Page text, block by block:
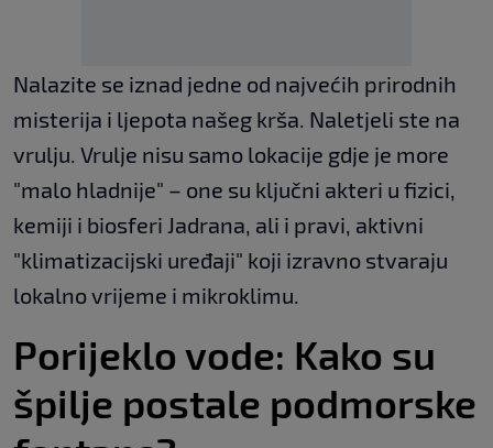
Nalazite se iznad jedne od najvećih prirodnih
misterija i ljepota našeg krša. Naletjeli ste na
vrulju. Vrulje nisu samo lokacije gdje je more
"malo hladnije" – one su ključni akteri u fizici,
kemiji i biosferi Jadrana, ali i pravi, aktivni
"klimatizacijski uređaji" koji izravno stvaraju
lokalno vrijeme i mikroklimu.
Porijeklo vode: Kako su
špilje postale podmorske